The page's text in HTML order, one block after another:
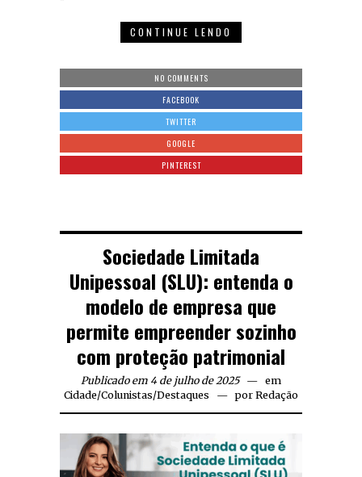
CONTINUE LENDO
NO COMMENTS
FACEBOOK
TWITTER
GOOGLE
PINTEREST
Sociedade Limitada
Unipessoal (SLU): entenda o
modelo de empresa que
permite empreender sozinho
com proteção patrimonial
Publicado em 4 de julho de 2025
em
Cidade/Colunistas/Destaques por Redação